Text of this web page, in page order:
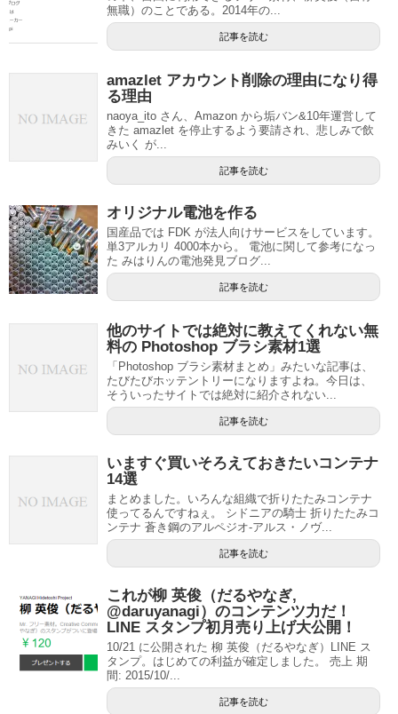
無職）のことである。2014年の...
記事を読む
amazlet アカウント削除の理由になり得
る理由
naoya_ito さん、Amazon から垢バン&10年運営して
きた amazlet を停止するよう要請され、悲しみで飲
みいく が...
記事を読む
オリジナル電池を作る
国産品では FDK が法人向けサービスをしています。
単3アルカリ 4000本から。 電池に関して参考になっ
た みはりんの電池発見ブログ...
記事を読む
他のサイトでは絶対に教えてくれない無
料の Photoshop ブラシ素材1選
「Photoshop ブラシ素材まとめ」みたいな記事は、
たびたびホッテントリーになりますよね。今日は、
そういったサイトでは絶対に紹介されない...
記事を読む
いますぐ買いそろえておきたいコンテナ
14選
まとめました。いろんな組織で折りたたみコンテナ
使ってるんですねぇ。 シドニアの騎士 折りたたみコ
ンテナ 蒼き鋼のアルペジオ-アルス・ノヴ...
記事を読む
これが柳 英俊（だるやなぎ,
@daruyanagi）のコンテンツ力だ！
LINE スタンプ初月売り上げ大公開！
10/21 に公開された 柳 英俊（だるやなぎ）LINE ス
タンプ。はじめての利益が確定しました。 売上 期
間: 2015/10/...
記事を読む